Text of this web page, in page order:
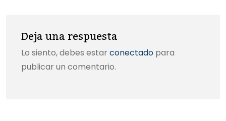
Deja una respuesta
Lo siento, debes estar conectado para
publicar un comentario.